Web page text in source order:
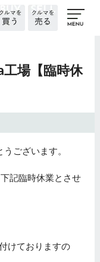
場【臨時休
ございます。
記臨時休業とさせ
けておりますの